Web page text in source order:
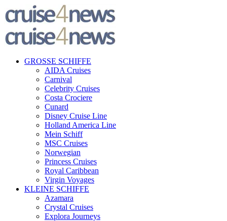
GROSSE SCHIFFE
AIDA Cruises
Carnival
Celebrity Cruises
Costa Crociere
Cunard
Disney Cruise Line
Holland America Line
Mein Schiff
MSC Cruises
Norwegian
Princess Cruises
Royal Caribbean
Virgin Voyages
KLEINE SCHIFFE
Azamara
Crystal Cruises
Explora Journeys